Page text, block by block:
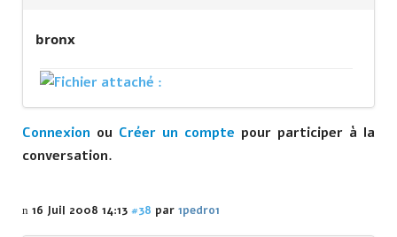
bronx
Connexion ou Créer un compte pour participer à la
conversation.
16 Juil 2008 14:13 #38 par 1pedro1